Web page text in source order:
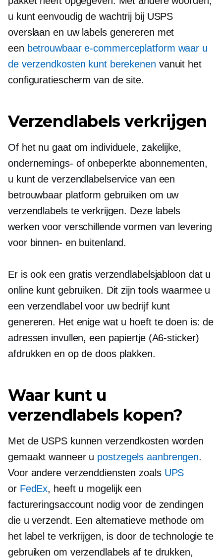
u kunt eenvoudig de wachtrij bij USPS
overslaan en uw labels genereren met
een betrouwbaar e-commerceplatform waar u
de verzendkosten kunt berekenen vanuit het
configuratiescherm van de site.
Verzendlabels verkrijgen
Of het nu gaat om individuele, zakelijke,
ondernemings- of onbeperkte abonnementen,
u kunt de verzendlabelservice van een
betrouwbaar platform gebruiken om uw
verzendlabels te verkrijgen. Deze labels
werken voor verschillende vormen van levering
voor binnen- en buitenland.
Er is ook een gratis verzendlabelsjabloon dat u
online kunt gebruiken. Dit zijn tools waarmee u
een verzendlabel voor uw bedrijf kunt
genereren. Het enige wat u hoeft te doen is: de
adressen invullen, een papiertje (A6-sticker)
afdrukken en op de doos plakken.
Waar kunt u
verzendlabels kopen?
Met de USPS kunnen verzendkosten worden
gemaakt wanneer u postzegels aanbrengen.
Voor andere verzenddiensten zoals UPS
or FedEx, heeft u mogelijk een
factureringsaccount nodig voor de zendingen
die u verzendt. Een alternatieve methode om
het label te verkrijgen, is door de technologie te
gebruiken om verzendlabels af te drukken,